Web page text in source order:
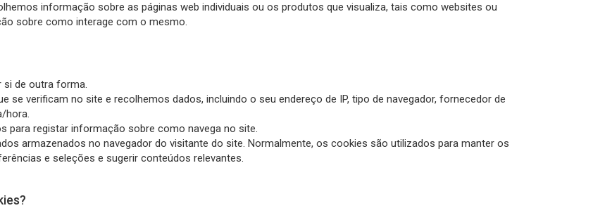
informação sobre as páginas web individuais ou os produtos que visualiza, tais como websites ou
sobre como interage com o mesmo.
si de outra forma.
se verificam no site e recolhemos dados, incluindo o seu endereço de IP, tipo de navegador, fornecedor de
hora.
para registar informação sobre como navega no site.
armazenados no navegador do visitante do site. Normalmente, os cookies são utilizados para manter os
e seleções e sugerir conteúdos relevantes.